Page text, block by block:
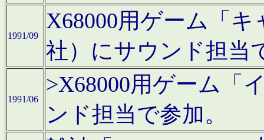
1991/09
X68000用ゲーム「
社）にサウンド担当
1991/06
>X68000用ゲーム「
ンド担当で参加。